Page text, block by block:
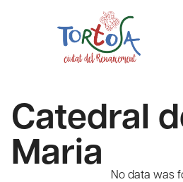
Catedral
Maria No data was